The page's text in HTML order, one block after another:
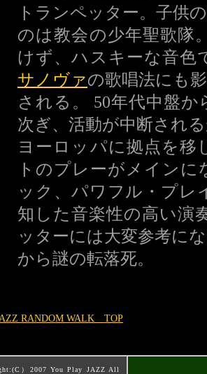
トランペッター。子供
のは教会の少年聖歌隊
けず、ハスキーな音色
サノヴァの歌唱法にも
される。 50年代中盤
次ぎ、活動が中断され
ヨーロッパに拠点を移
トのプレーがメイン
ック、パワフル・プレ
知した音楽性の高い演
ッターには大変参考に
から謎の転落死。
RANDOM WALK TOP
）2007 You Play JAZZ All